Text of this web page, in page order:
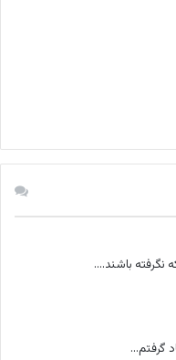
نگرفته باشند....
گرفتم...